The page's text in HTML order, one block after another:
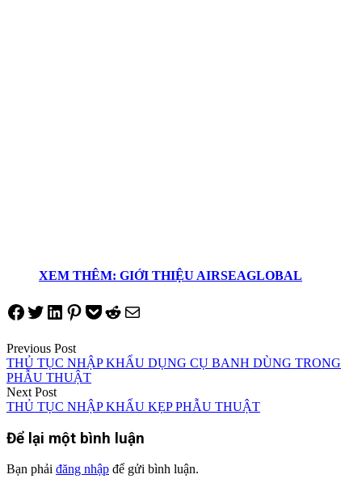
XEM THÊM: GIỚI THIỆU AIRSEAGLOBAL
Share on Facebook
Tweet on Twitter
Share on LinkedIn
Pin on Pinterest
Save to pocket
Share on Reddit
Share via Email
Điều
hướng
bài
viết
Previous Post
THỦ TỤC NHẬP KHẨU DỤNG CỤ BANH DÙNG TRONG
PHẪU THUẬT
Next Post
THỦ TỤC NHẬP KHẨU KẸP PHẪU THUẬT
Để lại một bình luận
Bạn phải đăng nhập để gửi bình luận.